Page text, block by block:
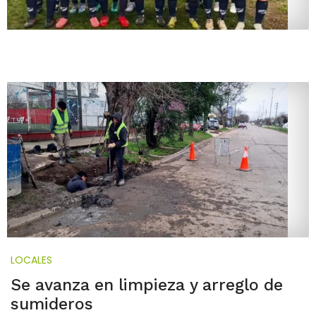
LOCALES
Se avanza en limpieza y arreglo de
sumideros